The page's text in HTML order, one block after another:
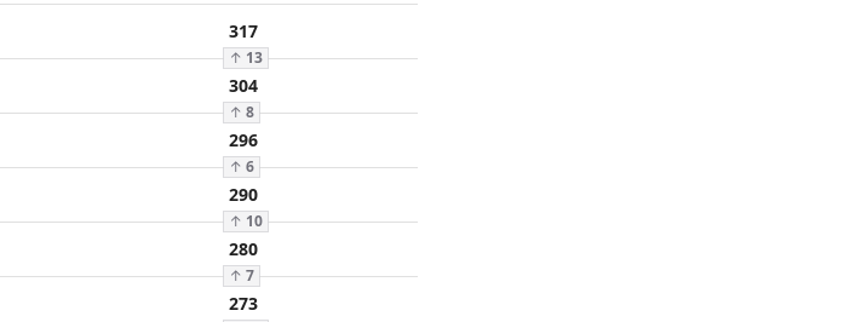
317
↑ 13
304
↑ 8
296
↑ 6
290
↑ 10
280
↑ 7
273